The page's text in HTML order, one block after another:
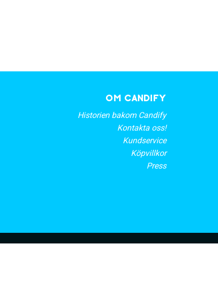
OM CANDIFY
Historien bakom Candify
Kontakta oss!
Kundservice
Köpvillkor
Press